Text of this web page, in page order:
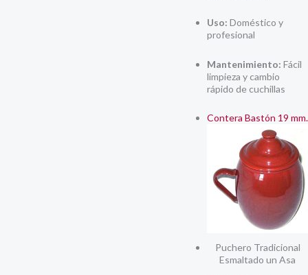
Uso: Doméstico y
profesional
Mantenimiento: Fácil
limpieza y cambio
rápido de cuchillas
Contera Bastón 19 mm.
Puchero Tradicional
Esmaltado un Asa